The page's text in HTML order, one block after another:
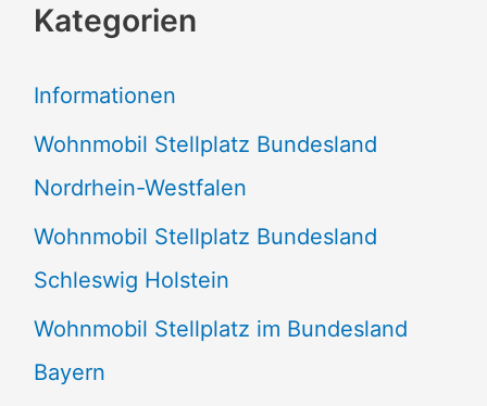
h
n
n
a
c
h
:
Kategorien
Informationen
Wohnmobil Stellplatz Bundesland
Nordrhein-Westfalen
Wohnmobil Stellplatz Bundesland
Schleswig Holstein
Wohnmobil Stellplatz im Bundesland
Bayern